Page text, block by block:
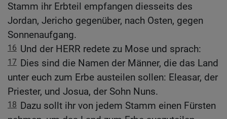
Stamm ihr Erbteil empfangen diesseits des
Jordan, Jericho gegenüber, nach Osten, gegen
Sonnenaufgang.
16 Und der HERR redete zu Mose und sprach:
17 Dies sind die Namen der Männer, die das Land
unter euch zum Erbe austeilen sollen: Eleasar, der
Priester, und Josua, der Sohn Nuns.
18 Dazu sollt ihr von jedem Stamm einen Fürsten